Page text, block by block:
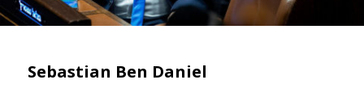
Sebastian Ben Daniel